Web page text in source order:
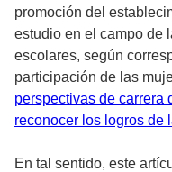
promoción del
estudio en el campo de
escolares, según
participación de las
perspectivas de carrera
reconocer los logros de
En tal sentido, este